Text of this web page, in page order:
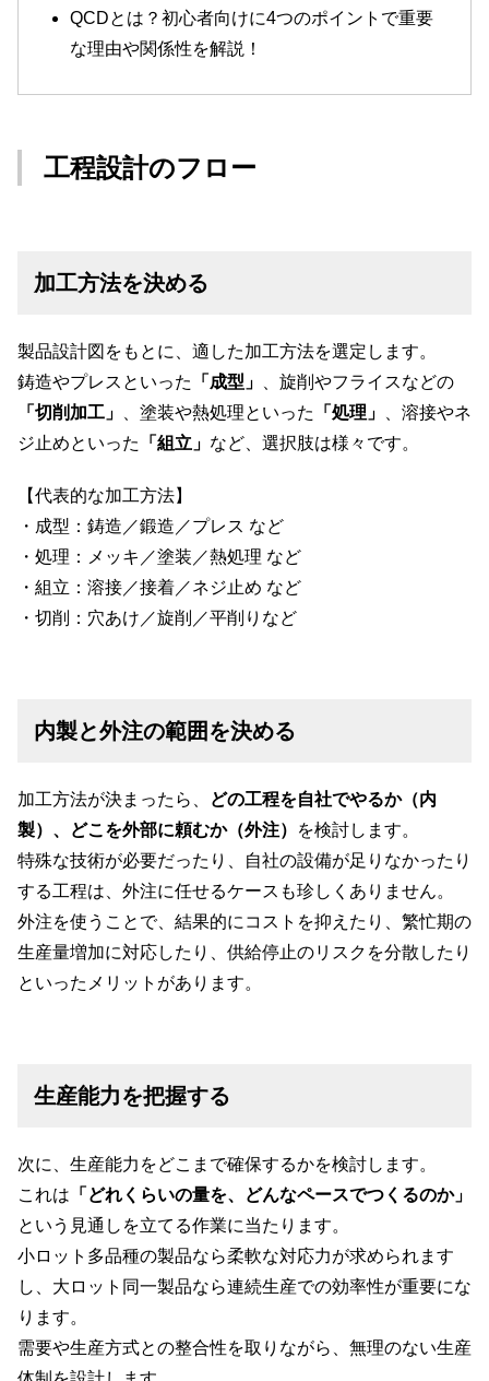
QCDとは？初心者向けに4つのポイントで重要
な理由や関係性を解説！
工程設計のフロー
加工方法を決める
製品設計図をもとに、適した加工方法を選定します。
鋳造やプレスといった 「成型」
、旋削やフライスなどの
「切削加工」
、塗装や熱処理といった 「処理」
、溶接やネ
ジ止めといった 「組立」 など、選択肢は様々です。
【代表的な加工方法】
・成型：鋳造／鍛造／プレス など
・処理：メッキ／塗装／熱処理 など
・組立：溶接／接着／ネジ止め など
・切削：穴あけ／旋削／平削りなど
内製と外注の範囲を決める
加工方法が決まったら、
どの工程を自社でやるか（内
製）、どこを外部に頼むか（外注）
を検討します。
特殊な技術が必要だったり、自社の設備が足りなかったり
する工程は、外注に任せるケースも珍しくありません。
外注を使うことで、結果的にコストを抑えたり、繁忙期の
生産量増加に対応したり、供給停止のリスクを分散したり
といったメリットがあります。
生産能力を把握する
次に、生産能力をどこまで確保するかを検討します。
これは 「どれくらいの量を、どんなペースでつくるのか」
という見通しを立てる作業に当たります。
小ロット多品種の製品なら柔軟な対応力が求められます
し、大ロット同一製品なら連続生産での効率性が重要にな
ります。
需要や生産方式との整合性を取りながら、無理のない生産